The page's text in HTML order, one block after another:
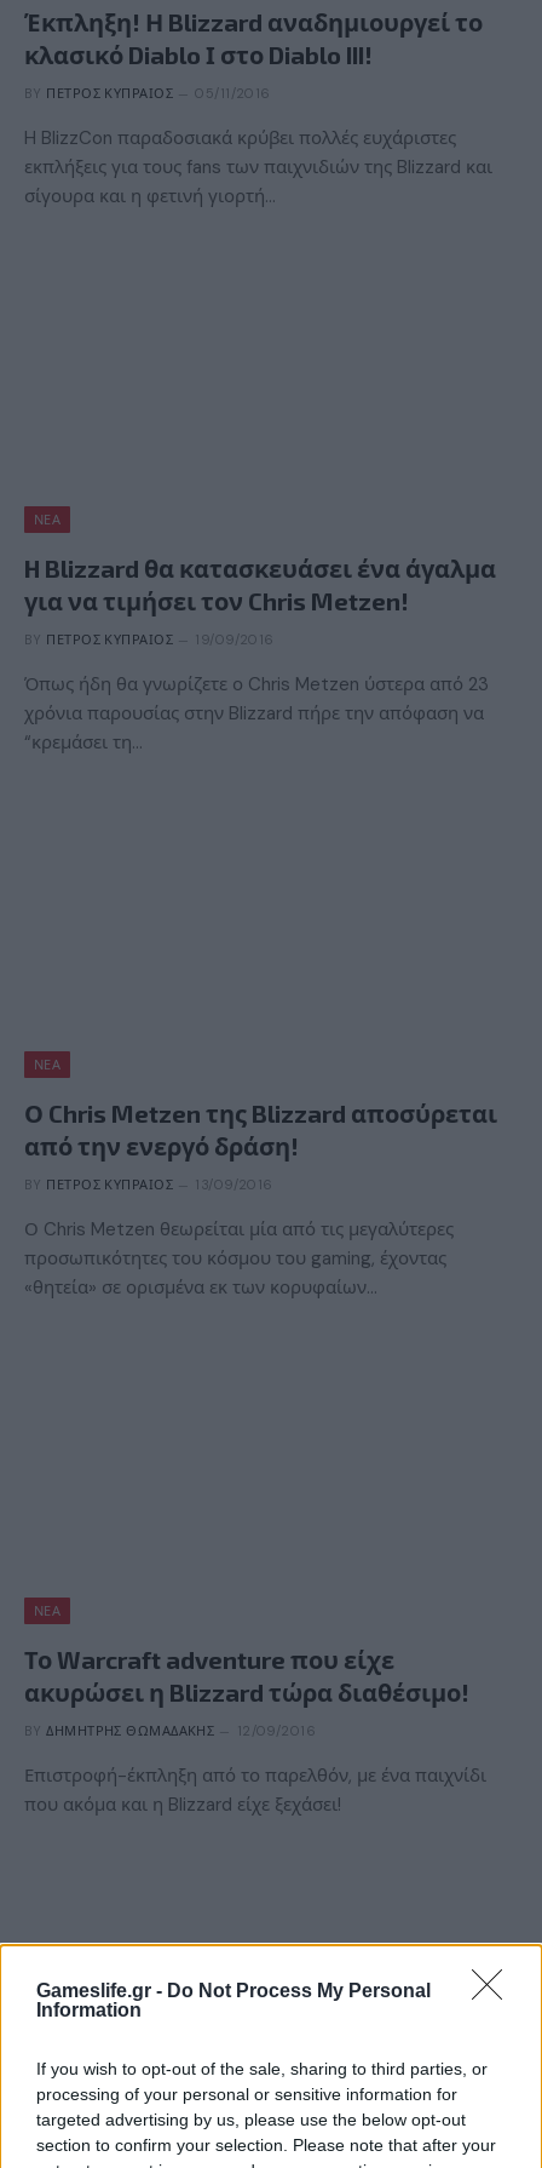
Gameslife.gr - Do Not Process My Personal
Information
If you wish to opt-out of the sale, sharing to third parties, or
processing of your personal or sensitive information for
targeted advertising by us, please use the below opt-out
section to confirm your selection. Please note that after your
Έκπληξη! Η Blizzard αναδημιουργεί το
κλασικό Diablo Ι στο Diablo III!
BY ΠΈΤΡΟΣ ΚΥΠΡΑΊΟΣ 05/11/2016
H BlizzCon παραδοσιακά κρύβει πολλές ευχάριστες
εκπλήξεις για τους fans των παιχνιδιών της Blizzard και
σίγουρα και η φετινή γιορτή…
ΝΈΑ
H Blizzard θα κατασκευάσει ένα άγαλμα
για να τιμήσει τον Chris Metzen!
BY ΠΈΤΡΟΣ ΚΥΠΡΑΊΟΣ 19/09/2016
Όπως ήδη θα γνωρίζετε ο Chris Metzen ύστερα από 23
χρόνια παρουσίας στην Blizzard πήρε την απόφαση να
“κρεμάσει τη…
ΝΈΑ
Ο Chris Metzen της Blizzard αποσύρεται
από την ενεργό δράση!
BY ΠΈΤΡΟΣ ΚΥΠΡΑΊΟΣ 13/09/2016
Ο Chris Metzen θεωρείται μία από τις μεγαλύτερες
προσωπικότητες του κόσμου του gaming, έχοντας
«θητεία» σε ορισμένα εκ των κορυφαίων…
ΝΈΑ
Το Warcraft adventure που είχε
ακυρώσει η Blizzard τώρα διαθέσιμο!
BY ΔΗΜΉΤΡΗΣ ΘΩΜΑΔΆΚΗΣ 12/09/2016
Επιστροφή-έκπληξη από το παρελθόν, με ένα παιχνίδι
που ακόμα και η Blizzard είχε ξεχάσει!
ΝΈΑ